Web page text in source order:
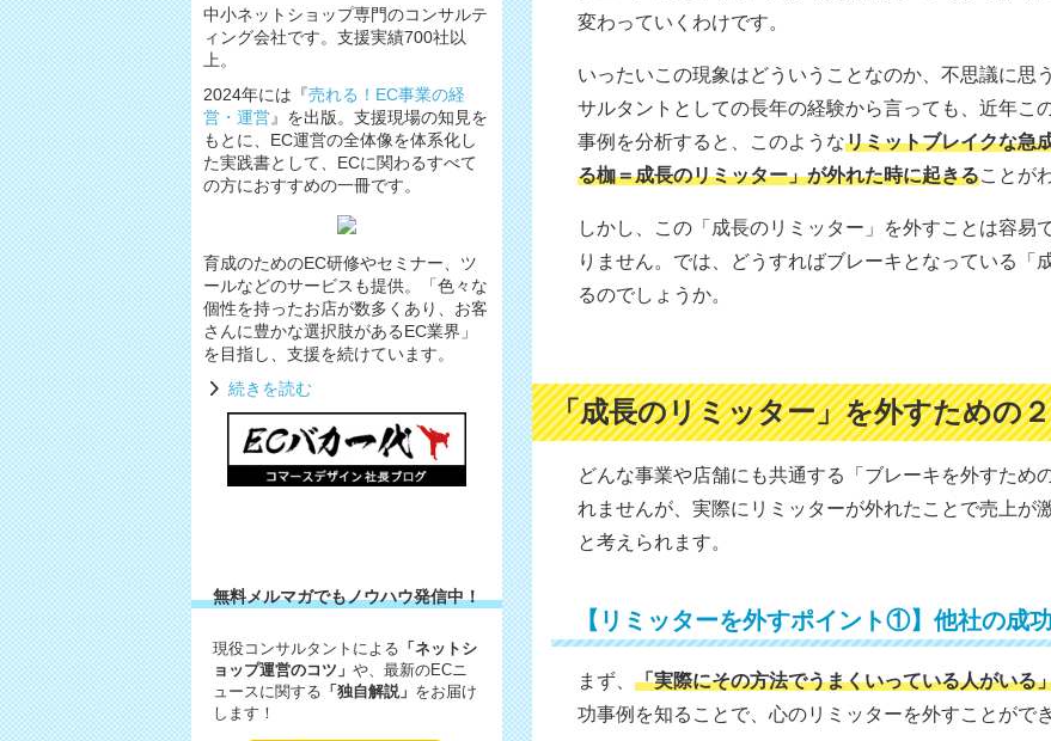
変わっていくわけです。
いったいこの現象はどういうことなのか、不思議に思
サルタントとしての長年の経験から言っても、近年こ
事例を分析すると、このようなリミットブレイクな急
る枷＝成長のリミッター」が外れた時に起きることが
しかし、この「成長のリミッター」を外すことは容易
りません。では、どうすればブレーキとなっている「
るのでしょうか。
「成長のリミッター」を外すための
どんな事業や店舗にも共通する「ブレーキを外すため
れませんが、実際にリミッターが外れたことで売上が
と考えられます。
【リミッターを外すポイント①】他社の成
まず、 「実際にその方法でうまくいっている人がいる
功事例を知ることで、心のリミッターを外すことができ
中小ネットショップ専門のコンサルテ
ィング会社です。支援実績700社以
上。
2024年には『売れる！EC事業の経
営・運営』を出版。支援現場の知見を
もとに、EC運営の全体像を体系化し
た実践書として、ECに関わるすべて
の方におすすめの一冊です。
育成のためのEC研修やセミナー、ツ
ールなどのサービスも提供。「色々な
個性を持ったお店が数多くあり、お客
さんに豊かな選択肢があるEC業界」
を目指し、支援を続けています。
続きを読む
無料メルマガでもノウハウ発信中！
現役コンサルタントによる 「ネットシ
ョップ運営のコツ」 や、最新のECニ
ュースに関する 「独自解説」 をお届け
します！